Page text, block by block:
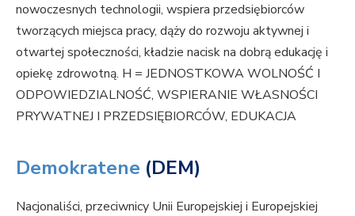
nowoczesnych technologii, wspiera przedsiębiorców
tworzących miejsca pracy, dąży do rozwoju aktywnej i
otwartej społeczności, kładzie nacisk na dobrą edukację i
opiekę zdrowotną. H = JEDNOSTKOWA WOLNOŚĆ I
ODPOWIEDZIALNOŚĆ, WSPIERANIE WŁASNOŚCI
PRYWATNEJ I PRZEDSIĘBIORCÓW, EDUKACJA
Demokratene (DEM)
Nacjonaliści, przeciwnicy Unii Europejskiej i Europejskiej